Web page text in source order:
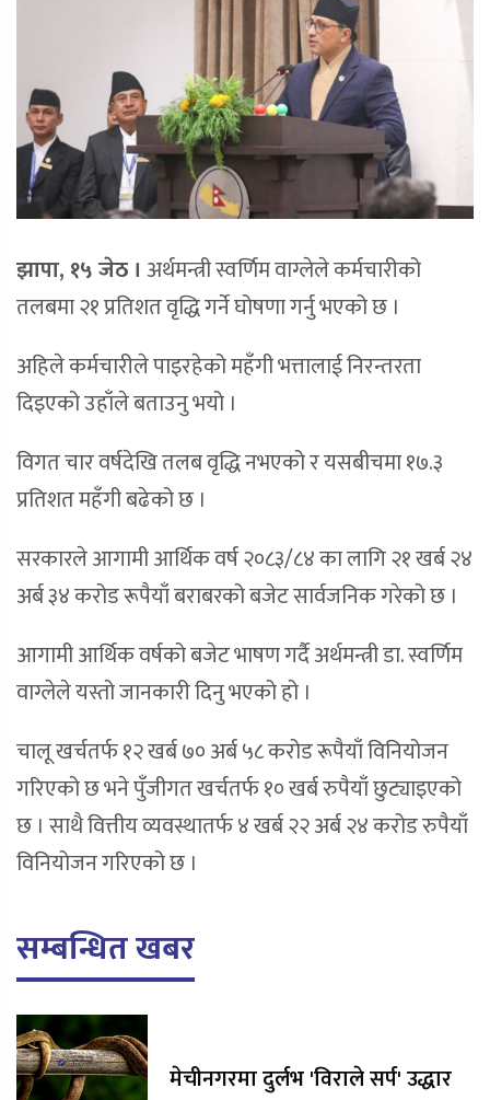
झापा, १५ जेठ । अर्थमन्त्री स्वर्णिम वाग्लेले कर्मचारीको
तलबमा २१ प्रतिशत वृद्धि गर्ने घोषणा गर्नु भएको छ ।
अहिले कर्मचारीले पाइरहेको महँगी भत्तालाई निरन्तरता
दिइएको उहाँले बताउनु भयो ।
विगत चार वर्षदेखि तलब वृद्धि नभएको र यसबीचमा १७.३
प्रतिशत महँगी बढेको छ ।
सरकारले आगामी आर्थिक वर्ष २०८३/८४ का लागि २१ खर्ब २४
अर्ब ३४ करोड रूपैयाँ बराबरको बजेट सार्वजनिक गरेको छ ।
आगामी आर्थिक वर्षको बजेट भाषण गर्दै अर्थमन्त्री डा. स्वर्णिम
वाग्लेले यस्तो जानकारी दिनु भएको हो ।
चालू खर्चतर्फ १२ खर्ब ७० अर्ब ५८ करोड रूपैयाँ विनियोजन
गरिएको छ भने पुँजीगत खर्चतर्फ १० खर्ब रुपैयाँ छुट्याइएको
छ । साथै वित्तीय व्यवस्थातर्फ ४ खर्ब २२ अर्ब २४ करोड रुपैयाँ
विनियोजन गरिएको छ ।
सम्बन्धित खबर
मेचीनगरमा दुर्लभ 'विराले सर्प' उद्धार